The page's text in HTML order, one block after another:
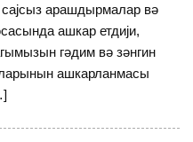
арашдырмалар вə
ашкар етдији,
гəдим вə зəнгин
ашкарланмасы